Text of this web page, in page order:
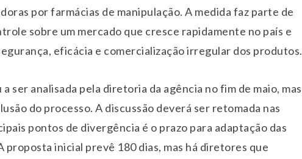
por farmácias de manipulação. A medida faz parte de
sobre um mercado que cresce rapidamente no país e
eficácia e comercialização irregular dos produtos.
ser analisada pela diretoria da agência no fim de maio, mas
do processo. A discussão deverá ser retomada nas
pontos de divergência é o prazo para adaptação das
proposta inicial prevê 180 dias, mas há diretores que